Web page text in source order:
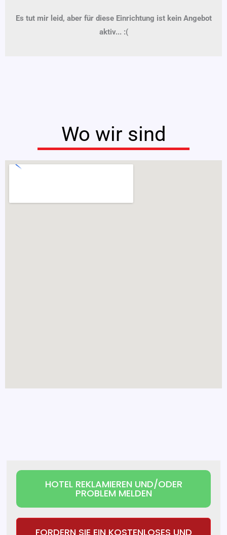
Es tut mir leid, aber für diese Einrichtung ist kein Angebot
aktiv... :(
Wo wir sind
HOTEL REKLAMIEREN UND/ODER
PROBLEM MELDEN
FORDERN SIE EIN KOSTENLOSES UND